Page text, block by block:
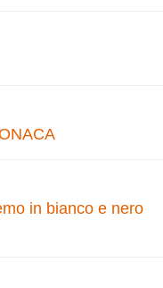
in bianco e nero